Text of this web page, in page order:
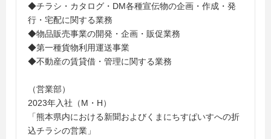
◆チラシ・カタログ・DM各種宣伝物の企画・作成・発
行・宅配に関する業務
◆物品販売事業の開発・企画・販促業務
◆第一種貨物利用運送事業
◆不動産の賃貸借・管理に関する業務
（営業部）
2023年入社（M・H）
「熊本県内における新聞およびくまにちすぱいすへの折
込チラシの営業」